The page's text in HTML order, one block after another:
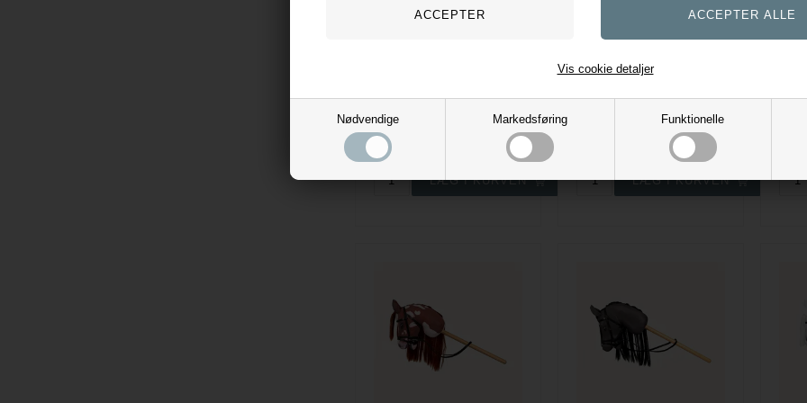
Nødvendige Markedsføring Funktionelle
Vis cookie detaljer
149,00
Evt. leverings omk. tilægges
DKK
Evt. leverings omk. tilægges